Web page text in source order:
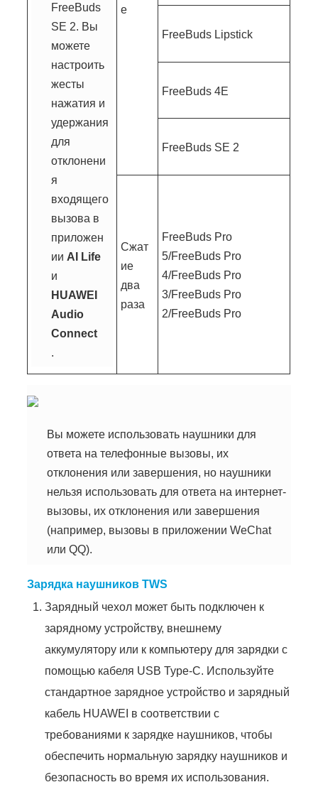
FreeBuds
SE 2. Вы
можете
настроить
жесты
нажатия и
удержания
для
отклонени
я
входящего
вызова в
приложен
ии AI Life
и
HUAWEI
Audio
Connect
.
е
FreeBuds Lipstick
FreeBuds 4E
FreeBuds SE 2
Сжат
ие
два
раза
FreeBuds Pro
5/FreeBuds Pro
4/FreeBuds Pro
3/FreeBuds Pro
2/FreeBuds Pro
Вы можете использовать наушники для
ответа на телефонные вызовы, их
отклонения или завершения, но наушники
нельзя использовать для ответа на интернет-
вызовы, их отклонения или завершения
(например, вызовы в приложении WeChat
или QQ).
Зарядка наушников TWS
Зарядный чехол может быть подключен к
зарядному устройству, внешнему
аккумулятору или к компьютеру для зарядки с
помощью кабеля USB Type-C. Используйте
стандартное зарядное устройство и зарядный
кабель HUAWEI в соответствии с
требованиями к зарядке наушников, чтобы
обеспечить нормальную зарядку наушников и
безопасность во время их использования.